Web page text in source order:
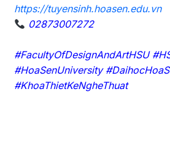
https://tuyensinh.hoasen.edu.vn
02873007272
#FacultyOfDesignAndArtHSU
#HoaSenUniversity
#KhoaThietKeNgheThuat